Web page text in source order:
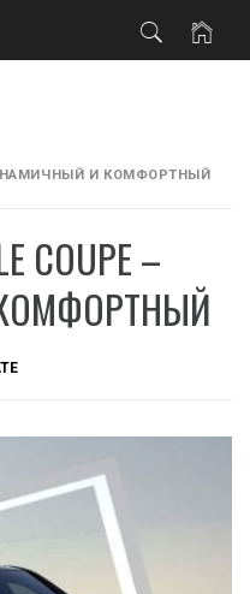
ДИНАМИЧНЫЙ И КОМФОРТНЫЙ
COUPE –